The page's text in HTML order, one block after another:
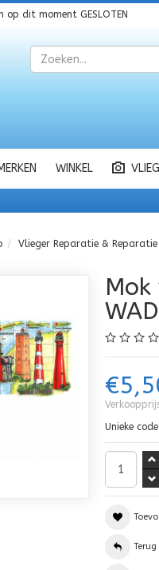
op dit moment GESLOTEN
Zoeken
WINKEL
Vlieger Reparatie & Reparatie
Unieke code: